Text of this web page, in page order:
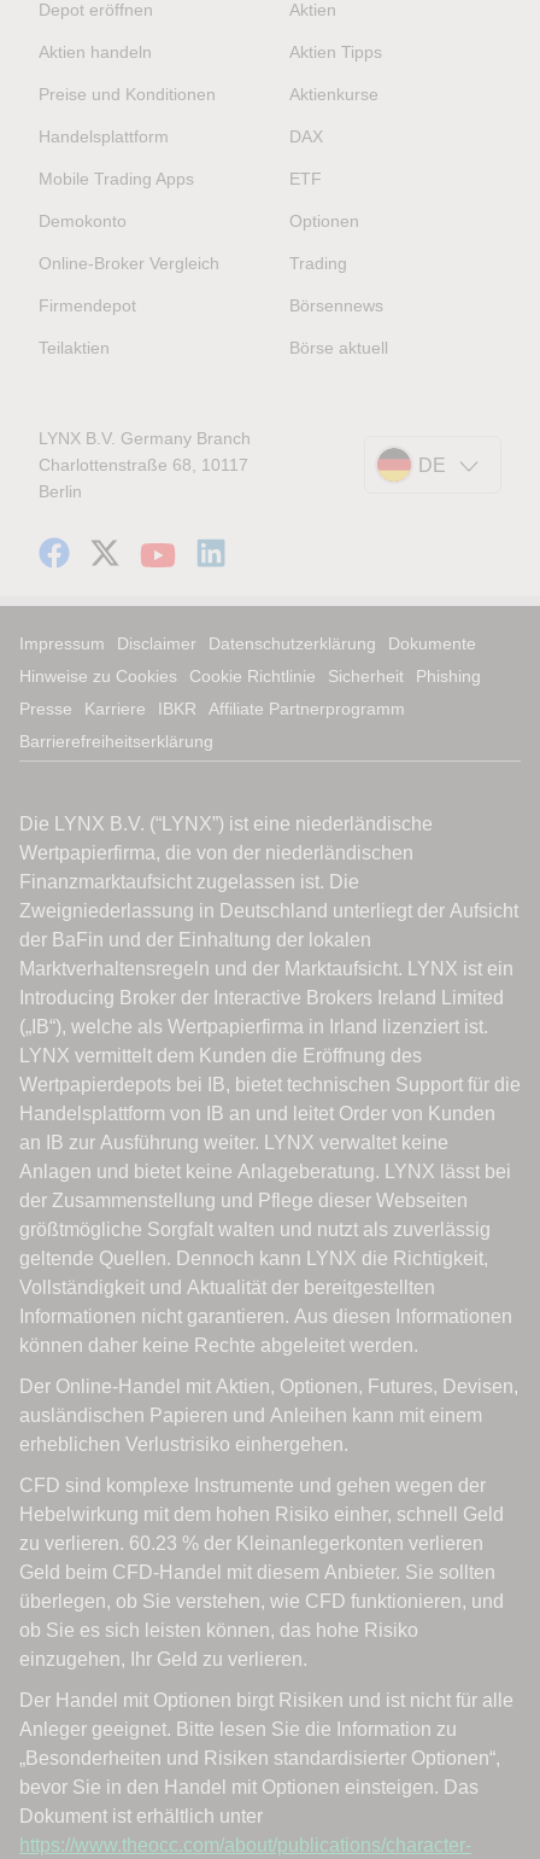
Depot eröffnen
Aktien handeln
Preise und Konditionen
Handelsplattform
Mobile Trading Apps
Demokonto
Online-Broker Vergleich
Firmendepot
Teilaktien
Aktien
Aktien Tipps
Aktienkurse
DAX
ETF
Optionen
Trading
Börsennews
Börse aktuell
LYNX B.V. Germany Branch
Charlottenstraße 68, 10117
Berlin
DE
Impressum Disclaimer Datenschutzerklärung
Dokumente
Hinweise zu Cookies
Cookie Richtlinie Sicherheit
Phishing
Presse
Karriere IBKR
Affiliate Partnerprogramm
Barrierefreiheitserklärung